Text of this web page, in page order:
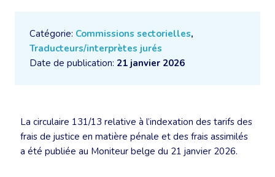
Catégorie: Commissions sectorielles,
Traducteurs/interprètes jurés
Date de publication: 21 janvier 2026
La circulaire 131/13 relative à l’indexation des tarifs des
frais de justice en matière pénale et des frais assimilés
a été publiée au Moniteur belge du 21 janvier 2026.